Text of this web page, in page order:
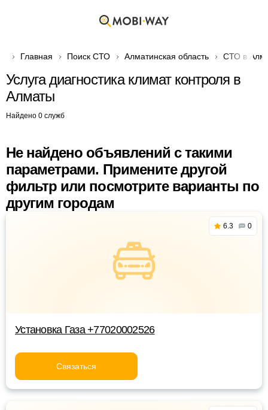
Главная Поиск СТО Алматинская область СТО в
Услуга диагностика климат контроля в
Алматы
Найдено 0 служб
Не найдено объявлений с такими
параметрами. Примените другой
фильтр или посмотрите варианты по
другим городам
6.3 0
Установка Газа +77020002526
Связаться